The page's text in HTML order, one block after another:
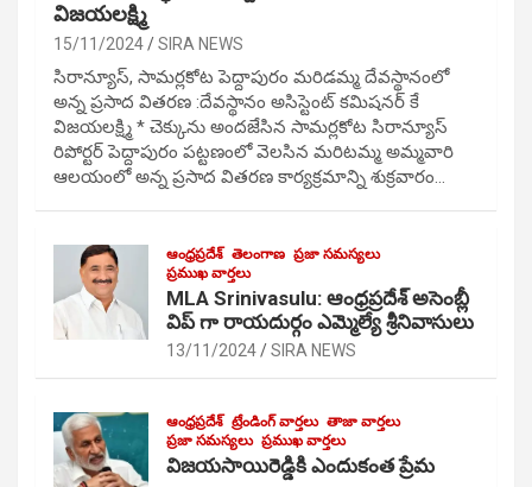
విజయలక్ష్మి
15/11/2024 SIRA NEWS
సిరాన్యూస్, సామర్లకోట పెద్దాపురం మరిడమ్మ దేవస్థానంలో
అన్న ప్రసాద వితరణ :దేవస్థానం అసిస్టెంట్ కమిషనర్ కే
విజయలక్ష్మి * చెక్కును అందజేసిన సామర్లకోట సిరాన్యూస్
రిపోర్టర్ పెద్దాపురం పట్టణంలో వెలసిన మరిటమ్మ అమ్మవారి
ఆలయంలో అన్న ప్రసాద వితరణ కార్యక్రమాన్ని శుక్రవారం…
ఆంధ్రప్రదేశ్ తెలంగాణ ప్రజా సమస్యలు
ప్రముఖ వార్తలు
MLA Srinivasulu: ఆంధ్రప్రదేశ్ అసెంబ్లీ
విప్ గా రాయదుర్గం ఎమ్మెల్యే శ్రీనివాసులు
13/11/2024 SIRA NEWS
ఆంధ్రప్రదేశ్ ట్రేండింగ్ వార్తలు తాజా వార్తలు
ప్రజా సమస్యలు ప్రముఖ వార్తలు
విజయసాయిరెడ్డికి ఎందుకంత ప్రేమ